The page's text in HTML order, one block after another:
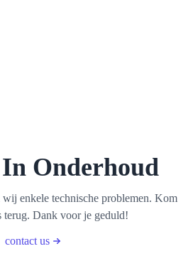
Onderhoud
enkele technische problemen. Kom
terug. Dank voor je geduld!
contact us